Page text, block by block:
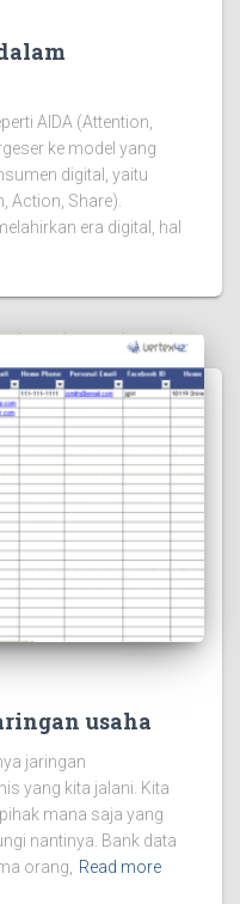
AIDA (Attention,
ke model yang
digital, yaitu
Action, Share).
era digital, hal
usaha
jaringan
yang kita jalani. Kita
mana saja yang
nantinya. Bank data
orang,
Read more